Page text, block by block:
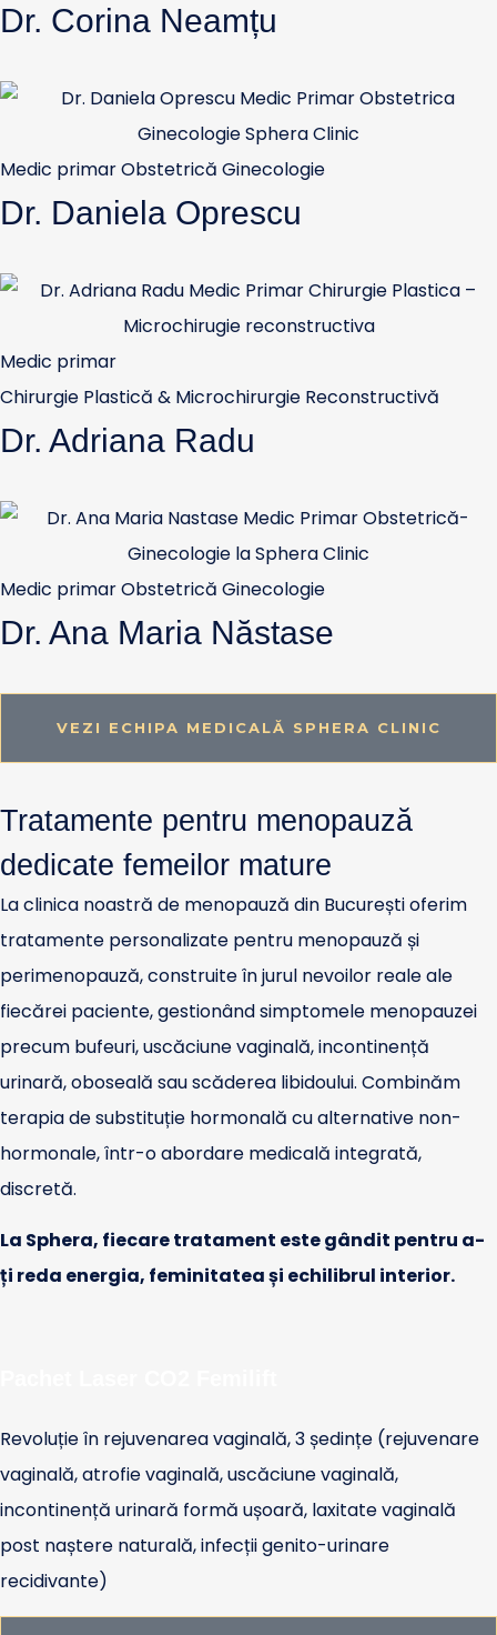
Dr. Corina Neamțu
Medic primar Obstetrică Ginecologie
Dr. Daniela Oprescu
Medic primar
Chirurgie Plastică & Microchirurgie Reconstructivă
Dr. Adriana Radu
Medic primar Obstetrică Ginecologie
Dr. Ana Maria Năstase
VEZI ECHIPA MEDICALĂ SPHERA CLINIC
Tratamente pentru menopauză
dedicate femeilor mature
La clinica noastră de menopauză din București oferim
tratamente personalizate pentru menopauză și
perimenopauză, construite în jurul nevoilor reale ale
fiecărei paciente, gestionând simptomele menopauzei
precum bufeuri, uscăciune vaginală, incontinență
urinară, oboseală sau scăderea libidoului. Combinăm
terapia de substituție hormonală cu alternative non-
hormonale, într-o abordare medicală integrată,
discretă.
La Sphera, fiecare tratament este gândit pentru a-
ți reda energia, feminitatea și echilibrul interior.
Revoluție în rejuvenarea vaginală, 3 ședințe (rejuvenare
vaginală, atrofie vaginală, uscăciune vaginală,
incontinență urinară formă ușoară, laxitate vaginală
post naștere naturală, infecții genito-urinare
recidivante)